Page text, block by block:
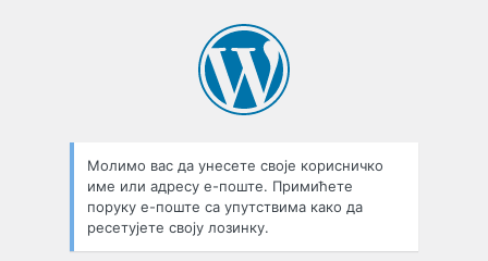
Молимо вас да унесете своје корисничко
име или адресу е-поште. Примићете
поруку е-поште са упутствима како да
ресетујете своју лозинку.